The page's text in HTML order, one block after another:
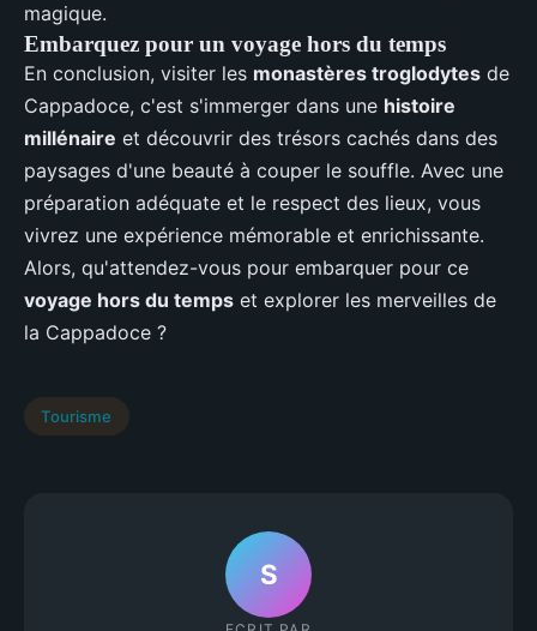
magique.
Embarquez pour un voyage hors du temps
En conclusion, visiter les monastères troglodytes de
Cappadoce, c'est s'immerger dans une histoire
millénaire et découvrir des trésors cachés dans des
paysages d'une beauté à couper le souffle. Avec une
préparation adéquate et le respect des lieux, vous
vivrez une expérience mémorable et enrichissante.
Alors, qu'attendez-vous pour embarquer pour ce
voyage hors du temps et explorer les merveilles de
la Cappadoce ?
Tourisme
S